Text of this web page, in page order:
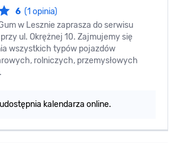
6 (1 opinia)
w Lesznie zaprasza do serwisu
ul. Okrężnej 10. Zajmujemy się
wszystkich typów pojazdów
rolniczych, przemysłowych
kalendarza online.